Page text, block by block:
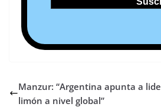
Manzur: “Argentina apunta a
limón a nivel global”